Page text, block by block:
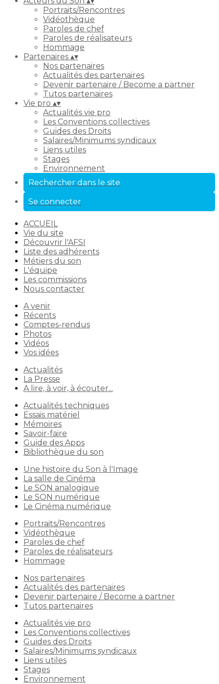
Portraits/Rencontres
Vidéothèque
Paroles de chef
Paroles de réalisateurs
Hommage
Partenaires ▴▾
Nos partenaires
Actualités des partenaires
Devenir partenaire / Become a partner
Tutos partenaires
Vie pro ▴▾
Actualités vie pro
Les Conventions collectives
Guides des Droits
Salaires/Minimums syndicaux
Liens utiles
Stages
Environnement
Rechercher dans le site
Se connecter
ACCUEIL
Vie du site
Découvrir l'AFSI
Liste des adhérents
Métiers du son
L'équipe
Les commissions
Nous contacter
A venir
Récents
Comptes-rendus
Photos
Vidéos
Vos idées
Actualités
La Presse
A lire, à voir, à écouter...
Actualités techniques
Essais matériel
Mémoires
Savoir-faire
Guide des Apps
Bibliothèque du son
Une histoire du Son à l'Image
La salle de Cinéma
Le SON analogique
Le SON numérique
Le Cinéma numérique
Portraits/Rencontres
Vidéothèque
Paroles de chef
Paroles de réalisateurs
Hommage
Nos partenaires
Actualités des partenaires
Devenir partenaire / Become a partner
Tutos partenaires
Actualités vie pro
Les Conventions collectives
Guides des Droits
Salaires/Minimums syndicaux
Liens utiles
Stages
Environnement